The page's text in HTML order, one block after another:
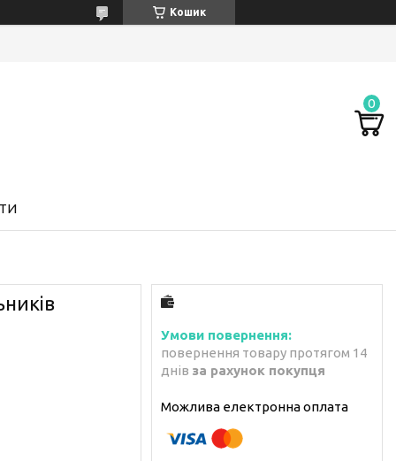
Кошик
повернення товару протягом 14
днів за рахунок покупця